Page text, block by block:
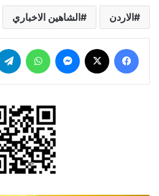
الاردن الشاهين الاخباري
فيسبوك ماسنجر واتساب